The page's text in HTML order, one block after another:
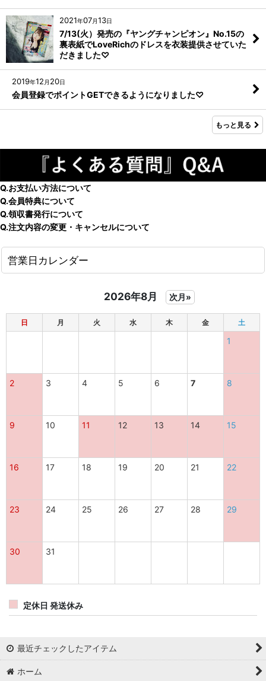
2021年07月13日
7/13(火）発売の『ヤングチャンピオン』No.15の
裏表紙でLoveRichのドレスを衣装提供させていた
だきました♡
2019年12 月 20日
会員登録でポイントGETできるようになりました♡
もっと見る
Q.お支払い方法について
Q.会員特典について
Q.領収書発行について
Q.注文内容の変更・キャンセルについて
営業日カレンダー
2026年8月 次月»
日 月 火 水 木 金 土
1
2 3 4 5 6 7 8
9 10 11 12 13 14 15
16 17 18 19 20 21 22
23 24 25 26 27 28 29
30 31
定休日 発送休み
最近チェックしたアイテム
ホーム